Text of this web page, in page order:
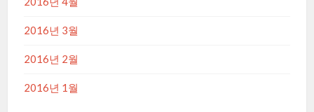
2016년 3월
2016년 2월
2016년 1월